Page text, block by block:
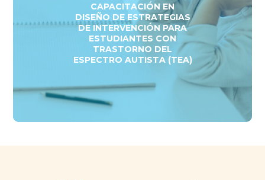
CAPACITACIÓN EN
DISEÑO DE ESTRATEGIAS
DE INTERVENCIÓN PARA
ESTUDIANTES CON
TRASTORNO DEL
ESPECTRO AUTISTA (TEA)